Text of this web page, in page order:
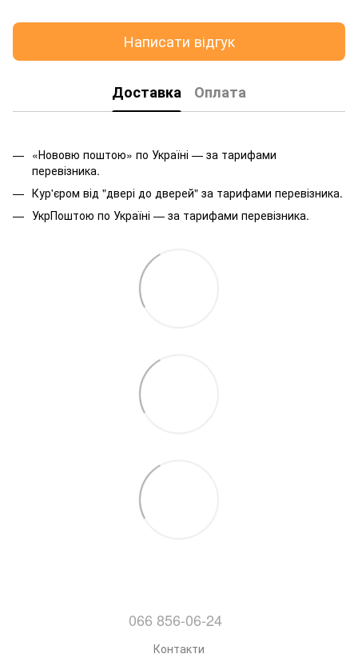
Написати відгук
Доставка Оплата
«Нововю поштою» по Україні — за тарифами
перевізника.
Кур'єром від "двері до дверей" за тарифами перевізника.
УкрПоштою по Україні — за тарифами перевізника.
066 856-06-24
Контакти